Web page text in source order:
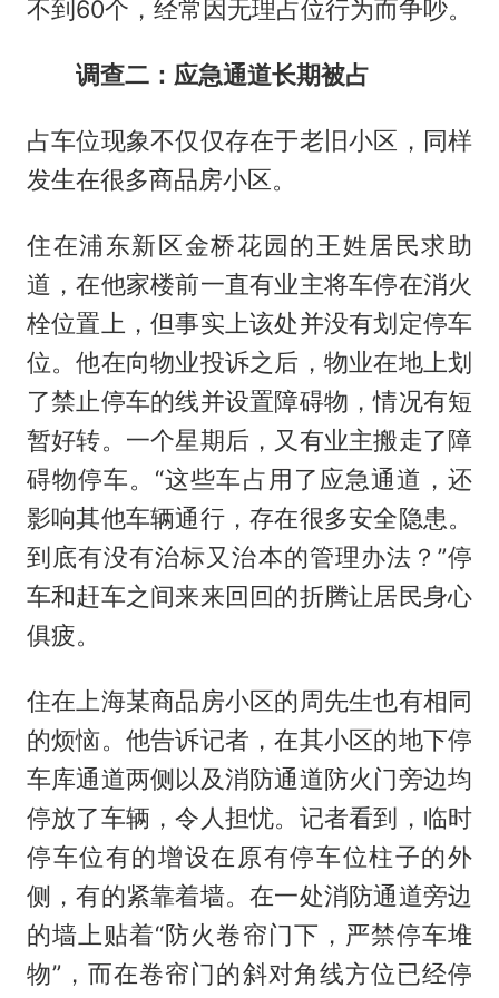
不到60个，经常因无理占位行为而争吵。
调查二：应急通道长期被占
占车位现象不仅仅存在于老旧小区，同样
发生在很多商品房小区。
住在浦东新区金桥花园的王姓居民求助
道，在他家楼前一直有业主将车停在消火
栓位置上，但事实上该处并没有划定停车
位。他在向物业投诉之后，物业在地上划
了禁止停车的线并设置障碍物，情况有短
暂好转。一个星期后，又有业主搬走了障
碍物停车。“这些车占用了应急通道，还
影响其他车辆通行，存在很多安全隐患。
到底有没有治标又治本的管理办法？”停
车和赶车之间来来回回的折腾让居民身心
俱疲。
住在上海某商品房小区的周先生也有相同
的烦恼。他告诉记者，在其小区的地下停
车库通道两侧以及消防通道防火门旁边均
停放了车辆，令人担忧。记者看到，临时
停车位有的增设在原有停车位柱子的外
侧，有的紧靠着墙。在一处消防通道旁边
的墙上贴着“防火卷帘门下，严禁停车堆
物”，而在卷帘门的斜对角线方位已经停